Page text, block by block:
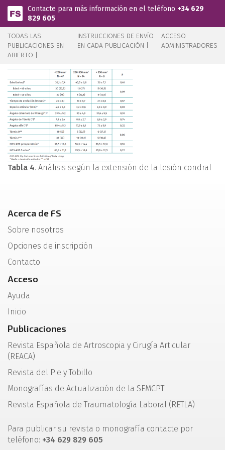
Pasar al contenido principal
Contacte para más información en el teléfono +34 629
829 605
TODAS LAS
PUBLICACIONES EN
ABIERTO |
INSTRUCCIONES DE ENVÍO
EN CADA PUBLICACIÓN |
ACCESO
ADMINISTRADORES
Tabla 4. Análisis según la extensión de la lesión condral
Acerca de FS
Sobre nosotros
Opciones de inscripción
Contacto
Acceso
Ayuda
Inicio
Publicaciones
Revista Española de Artroscopia y Cirugía Articular
(REACA)
Revista del Pie y Tobillo
Monografías de Actualización de la SEMCPT
Revista Española de Traumatología Laboral (RETLA)
Para publicar su revista o monografía contacte por
teléfono: +34 629 829 605